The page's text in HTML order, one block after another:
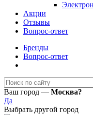
Акции
Отзывы
Вопрос-ответ
Бренды
Вопрос-ответ
Ваш город — Москва?
Да
Выбрать другой город